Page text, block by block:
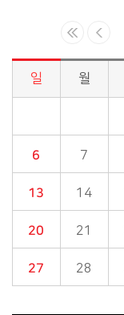
시정소식>시정 캘린더 게시판의 (2018년 05월) 달력형태로 일정명, 일정내용을 제공합니다.
일 월
6 7
13 14
20 21
27 28